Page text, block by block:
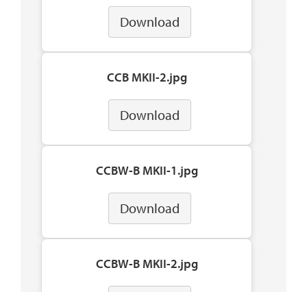
Download
CCB MKII-2.jpg
Download
CCBW-B MKII-1.jpg
Download
CCBW-B MKII-2.jpg